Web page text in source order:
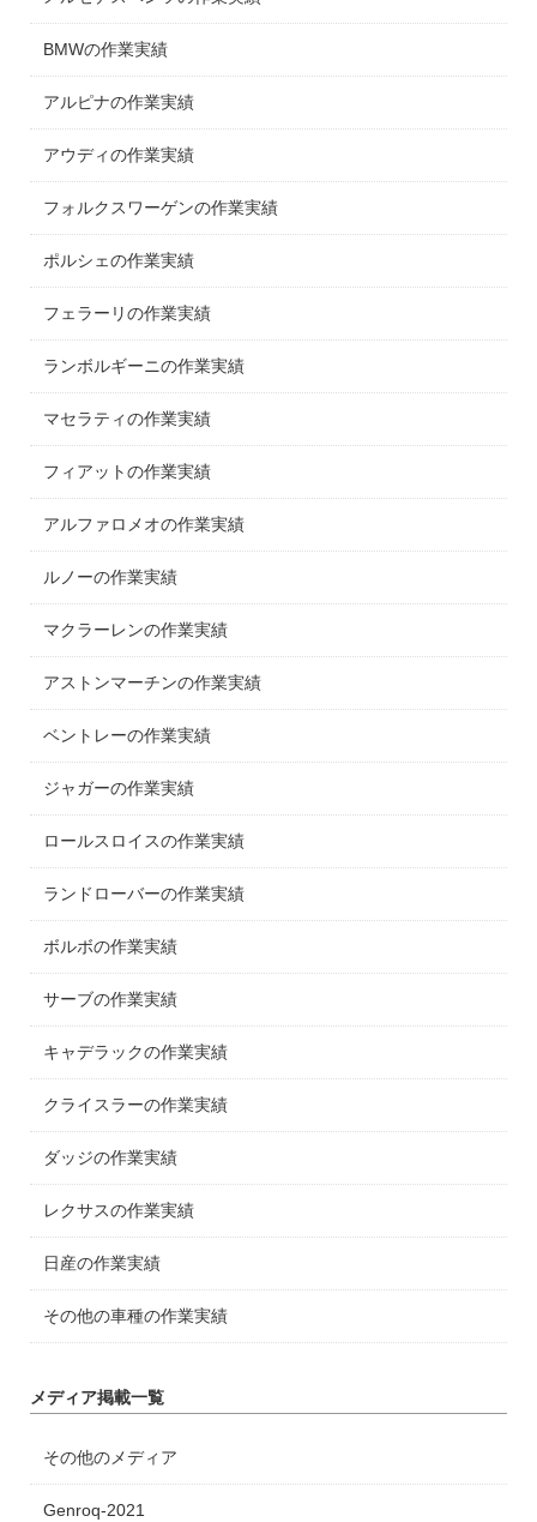
BMWの作業実績
アルピナの作業実績
アウディの作業実績
フォルクスワーゲンの作業実績
ポルシェの作業実績
フェラーリの作業実績
ランボルギーニの作業実績
マセラティの作業実績
フィアットの作業実績
アルファロメオの作業実績
ルノーの作業実績
マクラーレンの作業実績
アストンマーチンの作業実績
ベントレーの作業実績
ジャガーの作業実績
ロールスロイスの作業実績
ランドローバーの作業実績
ボルボの作業実績
サーブの作業実績
キャデラックの作業実績
クライスラーの作業実績
ダッジの作業実績
レクサスの作業実績
日産の作業実績
その他の車種の作業実績
メディア掲載一覧
その他のメディア
Genroq-2021